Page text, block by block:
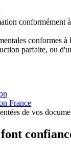
conformément
conformes à
parfaite, ou
France
de vos